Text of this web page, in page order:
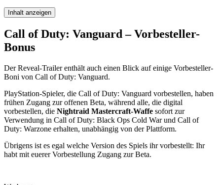
Inhalt anzeigen
Call of Duty: Vanguard – Vorbesteller-
Bonus
Der Reveal-Trailer enthält auch einen Blick auf einige Vorbesteller-
Boni von Call of Duty: Vanguard.
PlayStation-Spieler, die Call of Duty: Vanguard vorbestellen, haben
frühen Zugang zur offenen Beta, während alle, die digital
vorbestellen, die Nightraid Mastercraft-Waffe sofort zur
Verwendung in Call of Duty: Black Ops Cold War und Call of
Duty: Warzone erhalten, unabhängig von der Plattform.
Übrigens ist es egal welche Version des Spiels ihr vorbestellt: Ihr
habt mit euerer Vorbestellung Zugang zur Beta.